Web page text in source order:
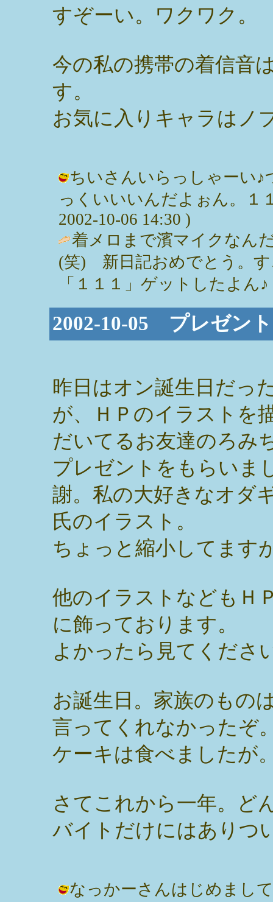
すぞーい。ワクワク。
今の私の携帯の着信音
す。
お気に入りキャラはノ
ちいさんいらっしゃーい♪
っくいいいんだよぉん。１
2002-10-06 14:30 )
着メロまで濱マイクなん
(笑) 新日記おめでとう。
「１１１」ゲットしたよん
2002-10-05 プレゼン
昨日はオン誕生日だっ
が、ＨＰのイラストを
だいてるお友達のろみ
プレゼントをもらいま
謝。私の大好きなオダ
氏のイラスト。
ちょっと縮小してます
他のイラストなどもＨ
に飾っております。
よかったら見てくださ
お誕生日。家族のもの
言ってくれなかったぞ
ケーキは食べましたが
さてこれから一年。ど
バイトだけにはありつ
なっかーさんはじめまし